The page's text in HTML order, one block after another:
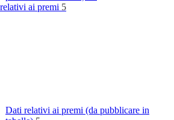
ai premi 5
Dati relativi ai premi (da pubblicare in